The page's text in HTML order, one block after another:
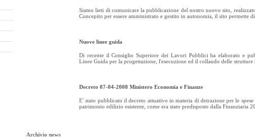
Siamo lieti di comunicare la pubblicazione del nostro nuovo sito,
Concepito per essere amministrato e gestito in autonomia, il sito permette di
Nuove linee guida
Di recente il Consiglio Superiore dei Lavori Pubblici ha elaborato e
Linee Guida per la progettazione, l'esecuzione ed il collaudo delle strutture
Decreto 07-04-2008 Ministero Economia e Finanze
E' stato pubblicato il decreto attuativo in materia di detrazione per le
patrimonio edilizio esistente, come era stato predisposto dalla Finanziaria
Archivio news